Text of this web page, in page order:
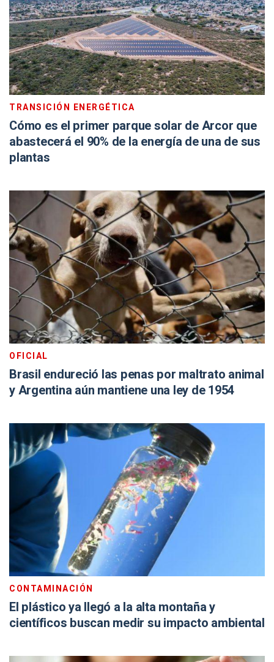
TRANSICIÓN ENERGÉTICA
Cómo es el primer parque solar de Arcor que
abastecerá el 90% de la energía de una de sus
plantas
OFICIAL
Brasil endureció las penas por maltrato animal
y Argentina aún mantiene una ley de 1954
CONTAMINACIÓN
El plástico ya llegó a la alta montaña y
científicos buscan medir su impacto ambiental